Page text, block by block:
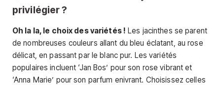
privilégier ?
Oh la la, le choix des variétés ! Les jacinthes se parent
de nombreuses couleurs allant du bleu éclatant, au rose
délicat, en passant par le blanc pur. Les variétés
populaires incluent ‘Jan Bos’ pour son rose vibrant et
‘Anna Marie’ pour son parfum enivrant. Choisissez celles